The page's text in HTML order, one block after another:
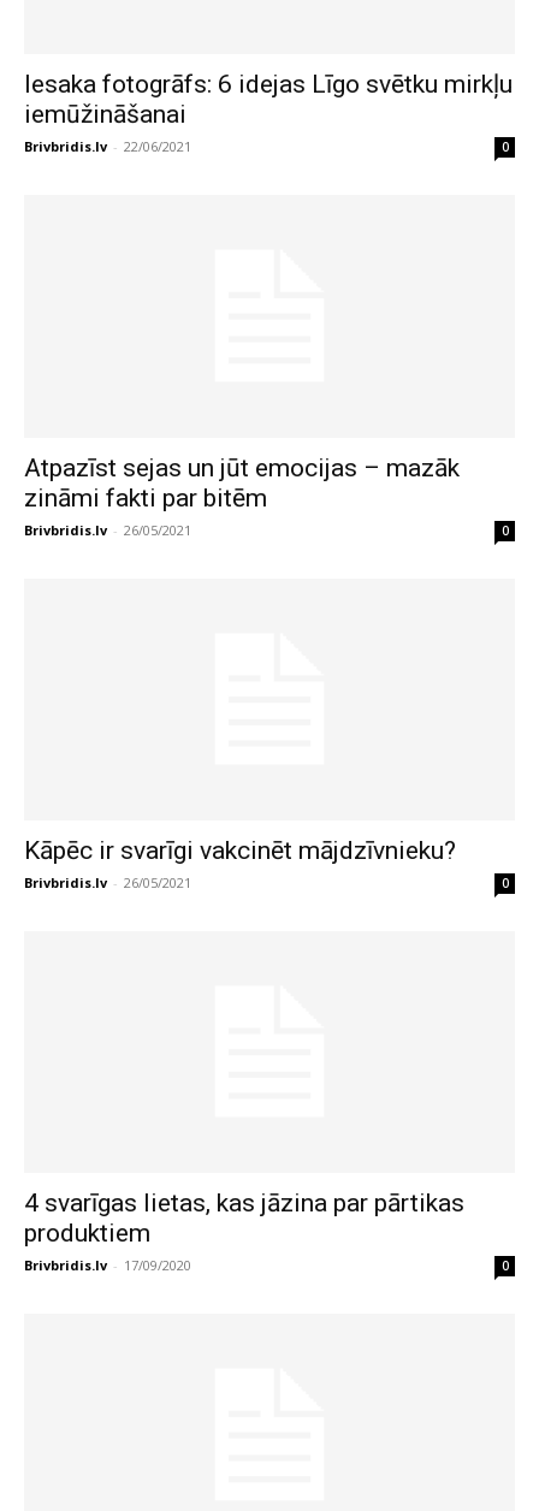
Iesaka fotogrāfs: 6 idejas Līgo svētku mirkļu
iemūžināšanai
Brivbridis.lv - 22/06/2021 0
Atpazīst sejas un jūt emocijas – mazāk
zināmi fakti par bitēm
Brivbridis.lv - 26/05/2021 0
Kāpēc ir svarīgi vakcinēt mājdzīvnieku?
Brivbridis.lv - 26/05/2021 0
4 svarīgas lietas, kas jāzina par pārtikas
produktiem
Brivbridis.lv - 17/09/2020 0